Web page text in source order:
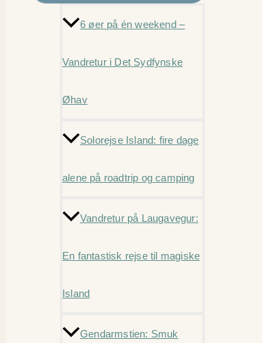
6 øer på én weekend –
Vandretur i Det Sydfynske
Øhav
Solorejse Island: fire dage
alene på roadtrip og camping
Vandretur på Laugavegur:
En fantastisk rejse til magiske
Island
Gendarmstien: Smuk